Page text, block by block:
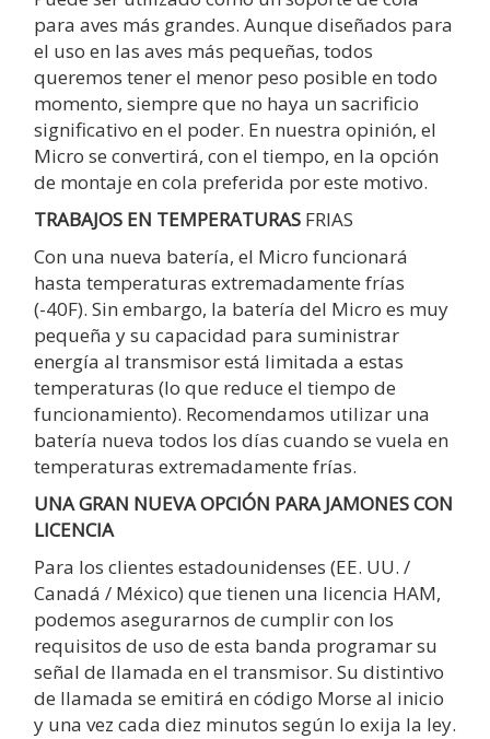
para aves más grandes. Aunque diseñados para
el uso en las aves más pequeñas, todos
queremos tener el menor peso posible en todo
momento, siempre que no haya un sacrificio
significativo en el poder. En nuestra opinión, el
Micro se convertirá, con el tiempo, en la opción
de montaje en cola preferida por este motivo.
TRABAJOS EN TEMPERATURAS FRIAS
Con una nueva batería, el Micro funcionará
hasta temperaturas extremadamente frías
(-40F). Sin embargo, la batería del Micro es muy
pequeña y su capacidad para suministrar
energía al transmisor está limitada a estas
temperaturas (lo que reduce el tiempo de
funcionamiento). Recomendamos utilizar una
batería nueva todos los días cuando se vuela en
temperaturas extremadamente frías.
UNA GRAN NUEVA OPCIÓN PARA JAMONES CON
LICENCIA
Para los clientes estadounidenses (EE. UU. /
Canadá / México) que tienen una licencia HAM,
podemos asegurarnos de cumplir con los
requisitos de uso de esta banda programar su
señal de llamada en el transmisor. Su distintivo
de llamada se emitirá en código Morse al inicio
y una vez cada diez minutos según lo exija la ley.